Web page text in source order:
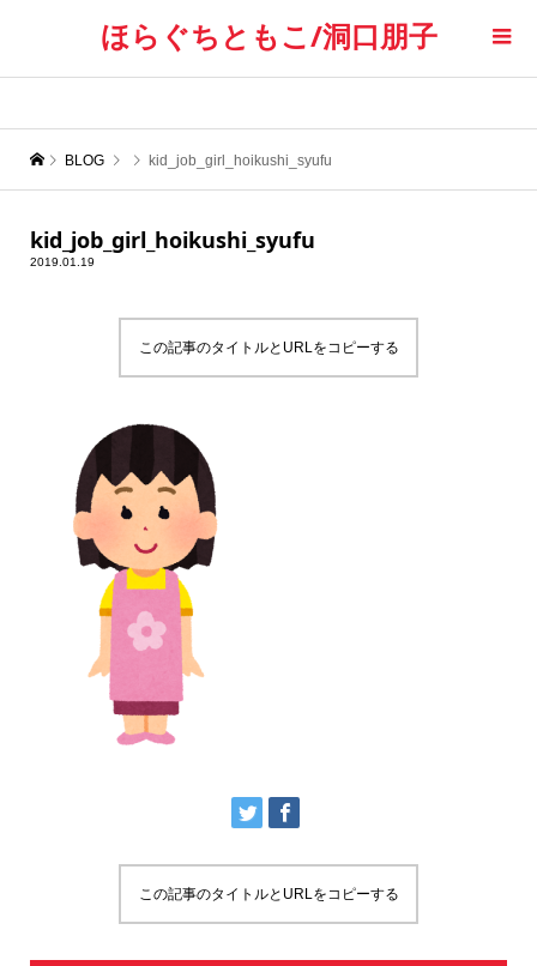
ほらぐちともこ/洞口朋子
BLOG kid_job_girl_hoikushi_syufu
kid_job_girl_hoikushi_syufu
2019.01.19
この記事のタイトルとURLをコピーする
この記事のタイトルとURLをコピーする